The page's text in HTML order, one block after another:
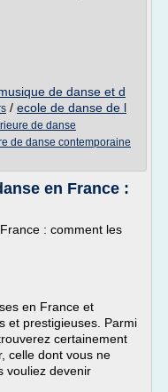
de danse et d
/ ecole de danse de l
de danse
de danse contemporaine
en France :
: comment les
en France et
et prestigieuses. Parmi
certainement
celle dont vous ne
vouliez devenir